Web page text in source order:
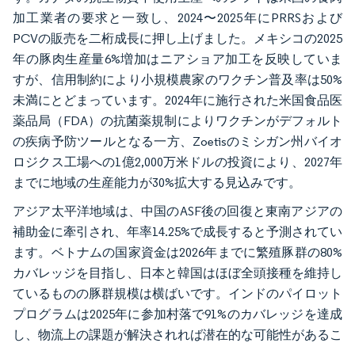
加工業者の要求と一致し、2024〜2025年にPRRSおよび
PCVの販売を二桁成長に押し上げました。メキシコの2025
年の豚肉生産量6%増加はニアショア加工を反映していま
すが、信用制約により小規模農家のワクチン普及率は50%
未満にとどまっています。2024年に施行された米国食品医
薬品局（FDA）の抗菌薬規制によりワクチンがデフォルト
の疾病予防ツールとなる一方、Zoetisのミシガン州バイオ
ロジクス工場への1億2,000万米ドルの投資により、2027年
までに地域の生産能力が30%拡大する見込みです。
アジア太平洋地域は、中国のASF後の回復と東南アジアの
補助金に牽引され、年率14.25%で成長すると予測されてい
ます。ベトナムの国家資金は2026年までに繁殖豚群の80%
カバレッジを目指し、日本と韓国はほぼ全頭接種を維持し
ているものの豚群規模は横ばいです。インドのパイロット
プログラムは2025年に参加村落で91%のカバレッジを達成
し、物流上の課題が解決されれば潜在的な可能性があるこ